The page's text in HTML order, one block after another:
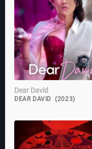
Dear David
DEAR DAVID (2023)